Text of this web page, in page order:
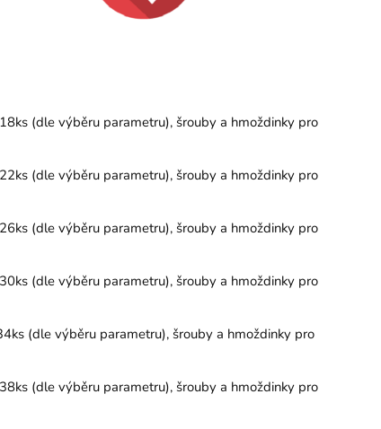
(dle výběru parametru), šrouby a hmoždinky pro
(dle výběru parametru), šrouby a hmoždinky pro
(dle výběru parametru), šrouby a hmoždinky pro
(dle výběru parametru), šrouby a hmoždinky pro
(dle výběru parametru), šrouby a hmoždinky pro
(dle výběru parametru), šrouby a hmoždinky pro